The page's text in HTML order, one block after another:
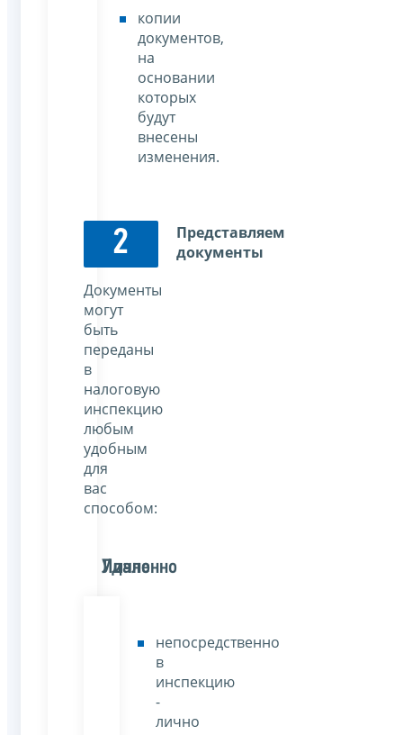
копии
документов,
на
основании
которых
будут
внесены
изменения.
2
Представляем
документы
Документы
могут
быть
переданы
в
налоговую
инспекцию
любым
удобным
для
вас
способом:
Лично
Удаленно
непосредственно
в
инспекцию
-
лично